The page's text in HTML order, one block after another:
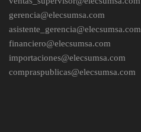
gerencia@elecsumsa.com
asistente_gerencia@elecsumsa.com
financiero@elecsumsa.com
importaciones@elecsumsa.com
compraspublicas@elecsumsa.com